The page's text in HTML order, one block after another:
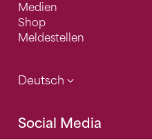
Medien
Shop
Meldestellen
Deutsch
Social Media